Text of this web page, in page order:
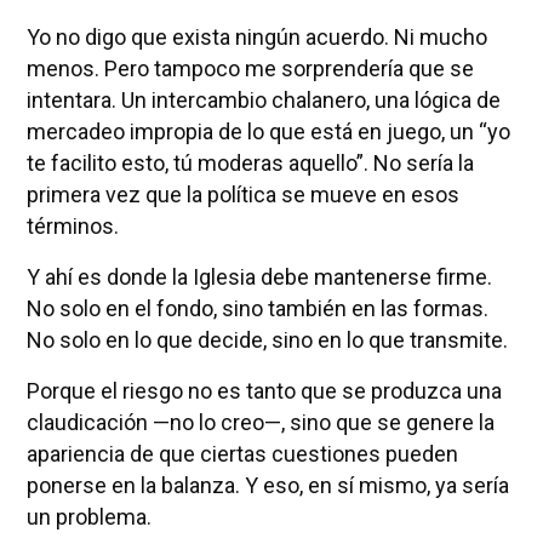
Yo no digo que exista ningún acuerdo. Ni mucho
menos. Pero tampoco me sorprendería que se
intentara. Un intercambio chalanero, una lógica de
mercadeo impropia de lo que está en juego, un “yo
te facilito esto, tú moderas aquello”. No sería la
primera vez que la política se mueve en esos
términos.
Y ahí es donde la Iglesia debe mantenerse firme.
No solo en el fondo, sino también en las formas.
No solo en lo que decide, sino en lo que transmite.
Porque el riesgo no es tanto que se produzca una
claudicación —no lo creo—, sino que se genere la
apariencia de que ciertas cuestiones pueden
ponerse en la balanza. Y eso, en sí mismo, ya sería
un problema.